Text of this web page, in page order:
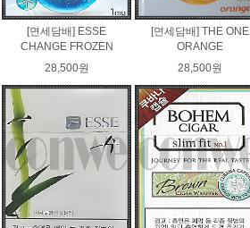
[면세담배] ESSE
CHANGE FROZEN
28,500원
[면세담배] THE ONE
ORANGE
28,500원